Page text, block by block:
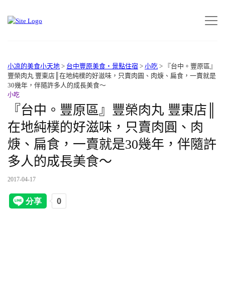
小凉的美食小天地 > 台中豐原美食‧景點住宿 > 小吃 >
『台中。豐原區』
豐榮肉丸 豐東店║在地純樸的好滋味，只賣肉圓、肉焿、扁食，一賣就是
30幾年，伴隨許多人的成長美食～
小吃
『台中。豐原區』豐榮肉丸 豐東店║
在地純樸的好滋味，只賣肉圓、肉
焿、扁食，一賣就是30幾年，伴隨許
多人的成長美食～
2017-04-17